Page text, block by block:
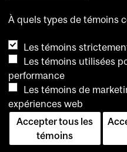
Avis
Pour
À quels types de témoins
Les témoins
Les témoins utilisées
performance
Les témoins de
expériences web
Accepter tous les
témoins